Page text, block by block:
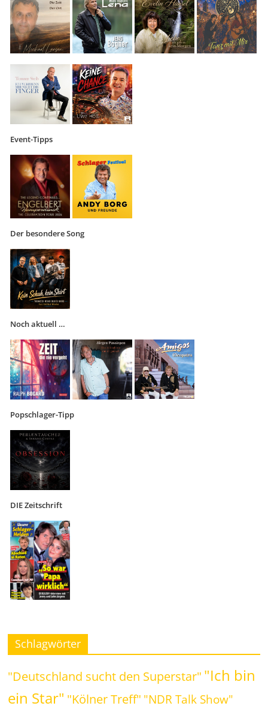
Event-Tipps
Der besondere Song
Noch aktuell …
Popschlager-Tipp
DIE Zeitschrift
Schlagwörter
"Deutschland sucht den Superstar" "Ich bin
ein Star" "Kölner Treff" "NDR Talk Show"